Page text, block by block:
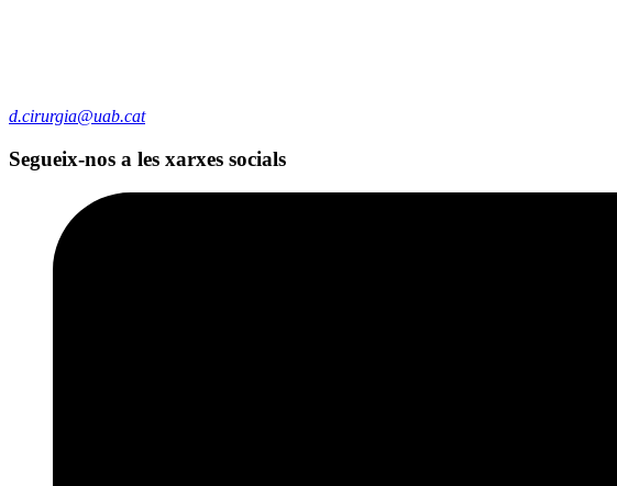
d.cirurgia@uab.cat
Segueix-nos a les xarxes socials